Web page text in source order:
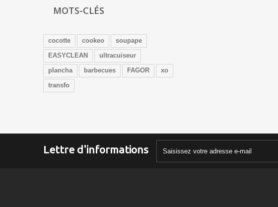
MOTS-CLÉS
cocotte cookeo
soupape
EASYCLEAN
ultracuiseur
plancha
barbecues FAGOR
xo
transfo
Lettre d'informations